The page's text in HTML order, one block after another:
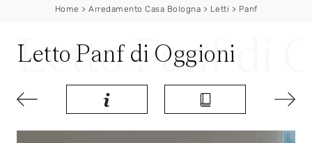
Home > Arredamento Casa Bologna > Letti > Panf
Letto Panf di Oggioni